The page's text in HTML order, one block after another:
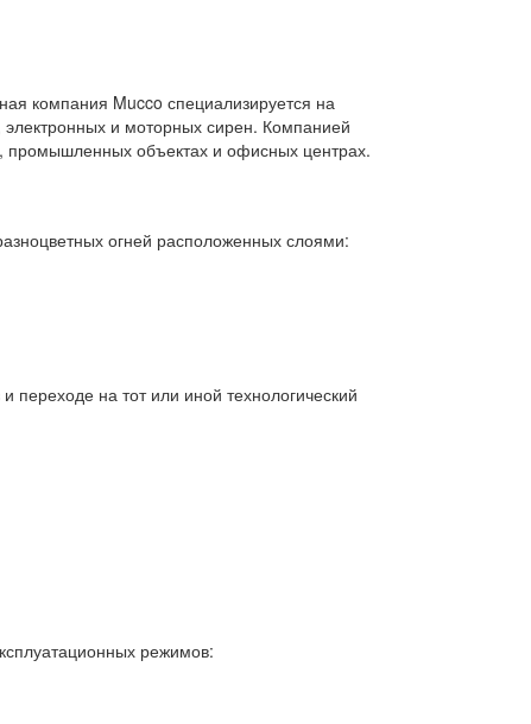
компания Mucco специализируется на
электронных и моторных сирен. Компанией
промышленных объектах и офисных центрах.
огней расположенных слоями:
переходе на тот или иной технологический
режимов: